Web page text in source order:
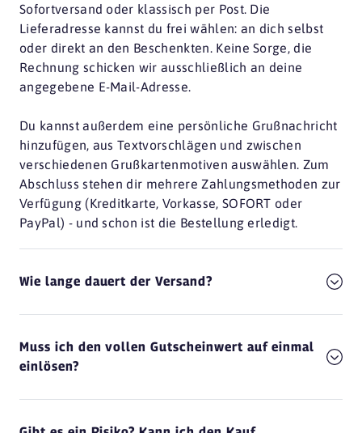
Sofortversand oder klassisch per Post. Die
Lieferadresse kannst du frei wählen: an dich selbst
oder direkt an den Beschenkten. Keine Sorge, die
Rechnung schicken wir ausschließlich an deine
angegebene E-Mail-Adresse.
Du kannst außerdem eine persönliche Grußnachricht
hinzufügen, aus Textvorschlägen und zwischen
verschiedenen Grußkartenmotiven auswählen. Zum
Abschluss stehen dir mehrere Zahlungsmethoden zur
Verfügung (Kreditkarte, Vorkasse, SOFORT oder
PayPal) - und schon ist die Bestellung erledigt.
Wie lange dauert der Versand?
Muss ich den vollen Gutscheinwert auf einmal
einlösen?